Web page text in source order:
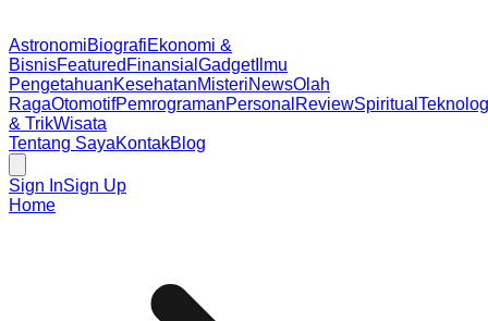
AstronomiBiografiEkonomi &
BisnisFeatured Finansial GadgetIlmu
PengetahuanKesehatanMisteriNewsOlah
RagaOtomotifPemrogramanPersonal ReviewSpiritual
& TrikWisata
Tentang SayaKontakBlog
Sign InSign Up
Home